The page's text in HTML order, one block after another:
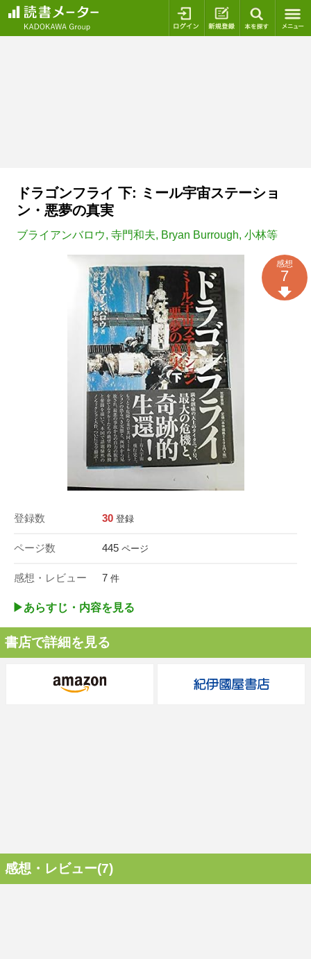
ログイン 新規登録
ドラゴンフライ 下: ミール宇宙ステーショ
ン・悪夢の真実
ブライアンバロウ, 寺門和夫, Bryan Burrough, 小林等
登録数 30 登録
ページ数 445 ページ
感想・レビュー 7 件
感想
7
▶︎あらすじ・内容を見る
書店で詳細を見る
感想・レビュー(7)